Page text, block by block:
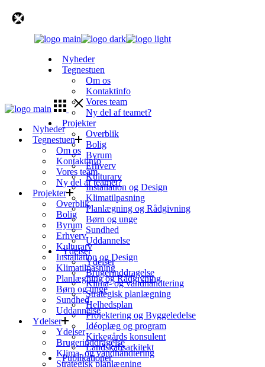
Nyheder
Tegnestuen
Om os
Kontaktinfo
Vores team
Ny del af teamet?
Projekter
Overblik
Bolig
Byrum
Erhverv
Kulturarv
Installation og Design
Klimatilpasning
Planlægning og Rådgivning
Børn og unge
Sundhed
Uddannelse
Ydelser
Ydelser
Brugerinddragelse
Klima- og vandhåndtering
Strategisk planlægning
Helhedsplan
Projektering og Byggeledelse
Idéoplæg og program
Kirkegårds konsulent
Landskabsarkitekt
Publikationer
Nyheder
Tegnestuen
Om os
Kontaktinfo
Vores team
Ny del af teamet?
Projekter
Overblik
Bolig
Byrum
Erhverv
Kulturarv
Installation og Design
Klimatilpasning
Planlægning og Rådgivning
Børn og unge
Sundhed
Uddannelse
Ydelser
Ydelser
Brugerinddragelse
Klima- og vandhåndtering
Strategisk planlægning